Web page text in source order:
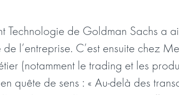
Technologie de Goldman Sachs a
l’entreprise. C’est ensuite chez
(notamment le trading et les
quête de sens : « Au-delà des